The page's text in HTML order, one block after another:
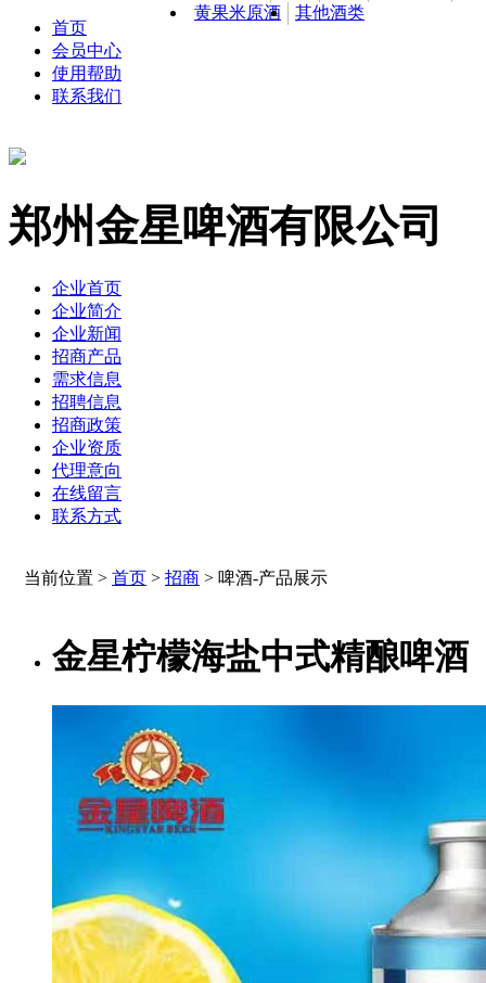
首页
会员中心
使用帮助
联系我们
郑州金星啤酒有限公司
企业首页
企业简介
企业新闻
招商产品
需求信息
招聘信息
招商政策
企业资质
代理意向
在线留言
联系方式
当前位置 > 首页 > 招商 > 啤酒-产品展示
金星柠檬海盐中式精酿啤酒
黄果米原酒 其他酒类